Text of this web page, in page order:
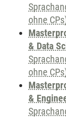
ohne
& Data
ohne
&